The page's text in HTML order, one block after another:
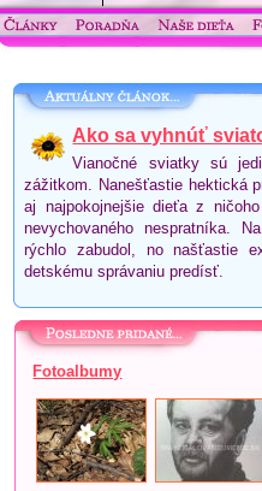
Ako sa vyhnúť
Vianočné sviatky sú
zážitkom. Nanešťastie hektická
aj najpokojnejšie dieťa z
nevychovaného nespratníka.
rýchlo zabudol, no našťastie
detskému správaniu predísť.
Fotoalbumy